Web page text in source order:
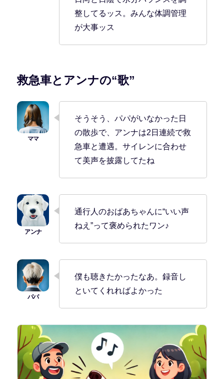
整してるッス。みんな体調管理
が大事ッス
救急車とアンナの“歌”
そうそう、パパがいなかった日
の散歩で、アンナは2日連続で救
急車と遭遇。サイレンに合わせ
て美声を披露してたね
通行人のおばあちゃんに“いい声
ねえ”って褒められたワン♪
僕も聴きたかったなあ。録音し
といてくれればよかった